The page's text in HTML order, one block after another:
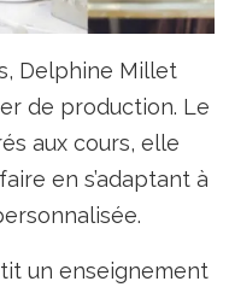
Delphine Millet
de production. Le
aux cours, elle
en s’adaptant à
un enseignement